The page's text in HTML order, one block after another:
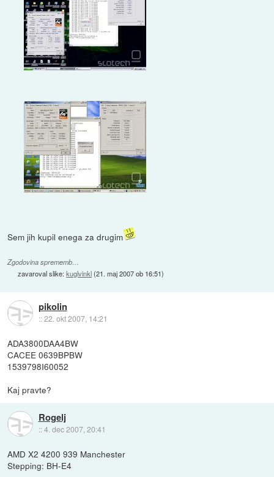
Sem jih kupil enega za drugim
Zgodovina sprememb…
zavaroval slike:kuglvinkl(21. maj 2007 ob 16:51)
pikolin
::22. okt 2007, 14:21
ADA3800DAA4BW
CACEE 0639BPBW
1539798I60052
Kaj pravte?
Rogelj
::4. dec 2007, 20:41
AMD X2 4200 939 Manchester
Stepping: BH-E4